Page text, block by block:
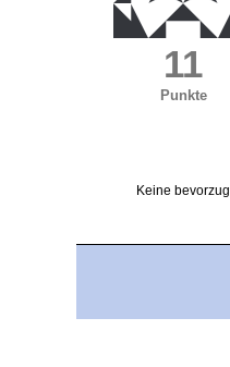
11
Punkte
Keine